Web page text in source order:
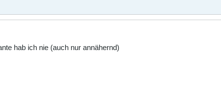
hab ich nie (auch nur annähernd)